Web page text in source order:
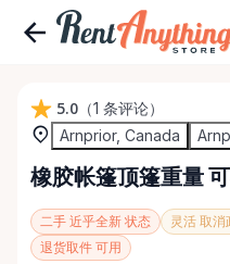
二手 近乎全新 状态 灵活 取消
退货取件 可用
橡胶帐篷顶篷重量
5.0 （1 条评论）
Arnprior, Canada